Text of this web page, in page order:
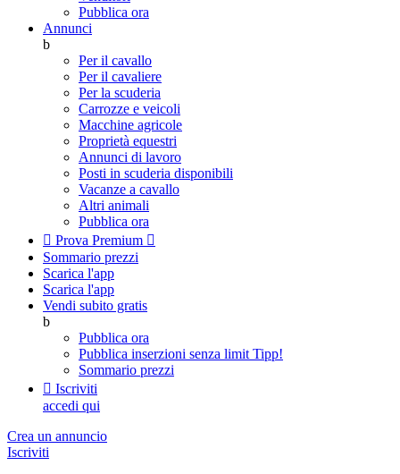
Pubblica ora
Annunci
b
Per il cavallo
Per il cavaliere
Per la scuderia
Carrozze e veicoli
Macchine agricole
Proprietà equestri
Annunci di lavoro
Posti in scuderia disponibili
Vacanze a cavallo
Altri animali
Pubblica ora
 Prova Premium 
Sommario prezzi
Scarica l'app
Scarica l'app
Vendi subito gratis
b
Pubblica ora
Pubblica inserzioni senza limit Tipp!
Sommario prezzi
 Iscriviti
accedi qui
Crea un annuncio
Iscriviti